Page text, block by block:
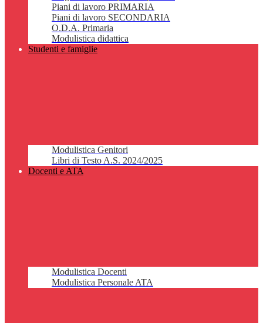
Piani di lavoro PRIMARIA
Piani di lavoro SECONDARIA
O.D.A. Primaria
Modulistica didattica
Studenti e famiglie
Modulistica Genitori
Libri di Testo A.S. 2024/2025
Docenti e ATA
Modulistica Docenti
Modulistica Personale ATA